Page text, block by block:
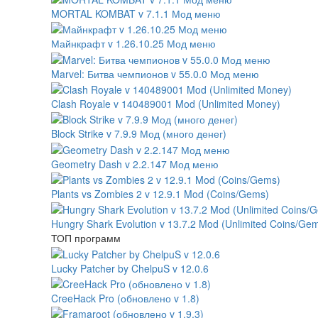
MORTAL KOMBAT v 7.1.1 Мод меню
Майнкрафт v 1.26.10.25 Мод меню
Marvel: Битва чемпионов v 55.0.0 Мод меню
Clash Royale v 140489001 Mod (Unlimited Money)
Block Strike v 7.9.9 Мод (много денег)
Geometry Dash v 2.2.147 Мод меню
Plants vs Zombies 2 v 12.9.1 Mod (Coins/Gems)
Hungry Shark Evolution v 13.7.2 Mod (Unlimited Coins/
ТОП программ
Lucky Patcher by ChelpuS v 12.0.6
CreeHack Pro (обновлено v 1.8)